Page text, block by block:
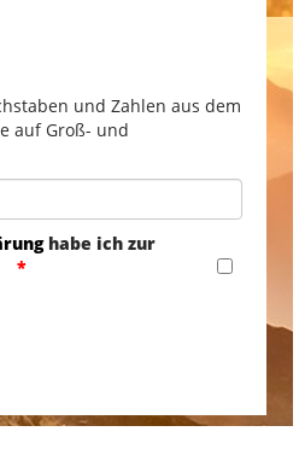
und Zahlen aus dem
auf Groß- und
habe ich zur